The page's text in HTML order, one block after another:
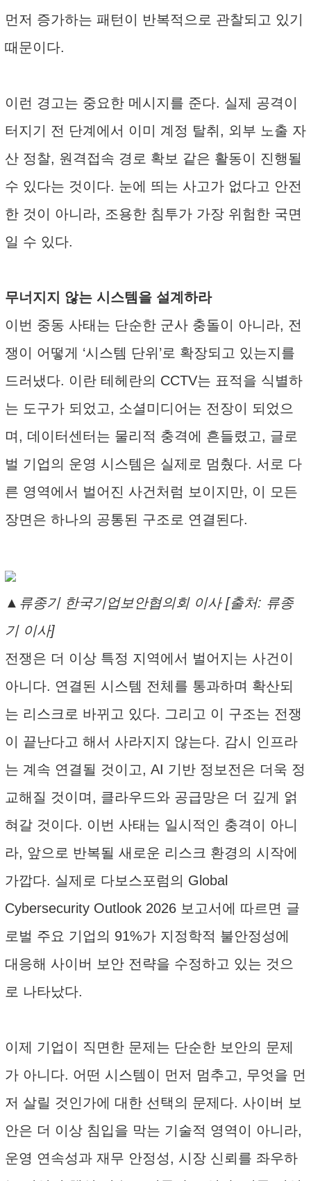
먼저 증가하는 패턴이 반복적으로 관찰되고 있기
때문이다.
이런 경고는 중요한 메시지를 준다. 실제 공격이
터지기 전 단계에서 이미 계정 탈취, 외부 노출 자
산 정찰, 원격접속 경로 확보 같은 활동이 진행될
수 있다는 것이다. 눈에 띄는 사고가 없다고 안전
한 것이 아니라, 조용한 침투가 가장 위험한 국면
일 수 있다.
무너지지 않는 시스템을 설계하라
이번 중동 사태는 단순한 군사 충돌이 아니라, 전
쟁이 어떻게 ‘시스템 단위’로 확장되고 있는지를
드러냈다. 이란 테헤란의 CCTV는 표적을 식별하
는 도구가 되었고, 소셜미디어는 전장이 되었으
며, 데이터센터는 물리적 충격에 흔들렸고, 글로
벌 기업의 운영 시스템은 실제로 멈췄다. 서로 다
른 영역에서 벌어진 사건처럼 보이지만, 이 모든
장면은 하나의 공통된 구조로 연결된다.
▲류종기 한국기업보안협의회 이사 [출처: 류종
기 이사]
전쟁은 더 이상 특정 지역에서 벌어지는 사건이
아니다. 연결된 시스템 전체를 통과하며 확산되
는 리스크로 바뀌고 있다. 그리고 이 구조는 전쟁
이 끝난다고 해서 사라지지 않는다. 감시 인프라
는 계속 연결될 것이고, AI 기반 정보전은 더욱 정
교해질 것이며, 클라우드와 공급망은 더 깊게 얽
혀갈 것이다. 이번 사태는 일시적인 충격이 아니
라, 앞으로 반복될 새로운 리스크 환경의 시작에
가깝다. 실제로 다보스포럼의 Global
Cybersecurity Outlook 2026 보고서에 따르면 글
로벌 주요 기업의 91%가 지정학적 불안정성에
대응해 사이버 보안 전략을 수정하고 있는 것으
로 나타났다.
이제 기업이 직면한 문제는 단순한 보안의 문제
가 아니다. 어떤 시스템이 먼저 멈추고, 무엇을 먼
저 살릴 것인가에 대한 선택의 문제다. 사이버 보
안은 더 이상 침입을 막는 기술적 영역이 아니라,
운영 연속성과 재무 안정성, 시장 신뢰를 좌우하